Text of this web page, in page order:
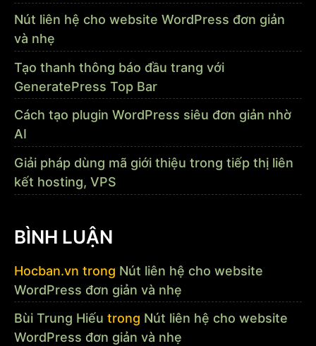
Nút liên hệ cho website WordPress đơn giản
và nhẹ
Tạo thanh thông báo đầu trang với
GeneratePress Top Bar
Cách tạo plugin WordPress siêu đơn giản nhờ
AI
Giải pháp dùng mã giới thiệu trong tiếp thị liên
kết hosting, VPS
BÌNH LUẬN
Hocban.vn trong Nút liên hệ cho website
WordPress đơn giản và nhẹ
Bùi Trung Hiếu trong Nút liên hệ cho website
WordPress đơn giản và nhẹ